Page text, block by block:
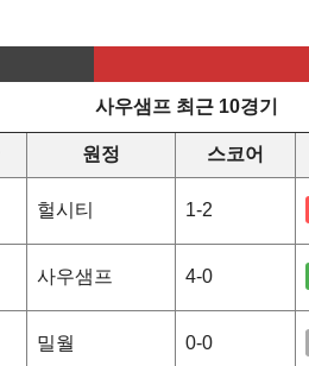
사우샘프 최근 10경기
원정 스코어
헐시티 1-2
사우샘프 4-0
밀월 0-0